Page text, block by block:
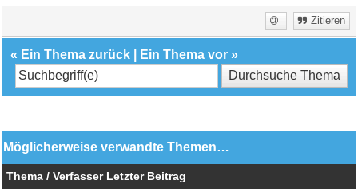
Zitieren
« Ein Thema zurück Ein Thema vor »
Möglicherweise verwandte Themen…
Thema / Verfasser Letzter Beitrag